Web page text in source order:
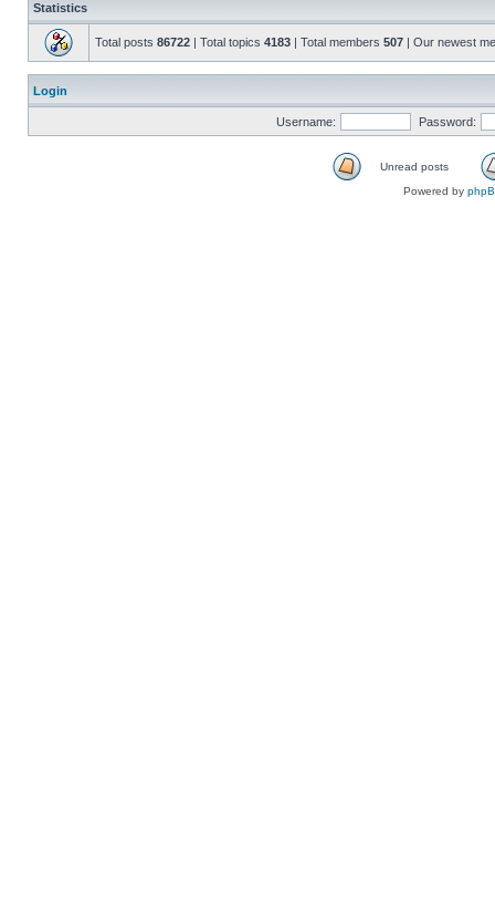
Statistics
Total posts 86722 | Total topics 4183 | Total members 507 | Our newest
Login
Username: Password:
Unread posts
Powered by